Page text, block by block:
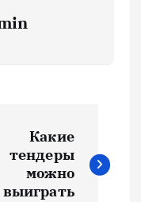
Какие
тендеры
можно
выиграть